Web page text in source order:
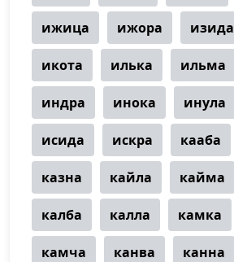
ижица ижора изида
икота илька ильма
индра инока инула
исида искра кааба
казна кайла кайма
калба калла камка
камча канва канна